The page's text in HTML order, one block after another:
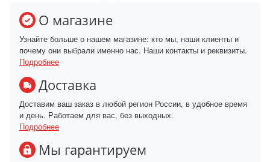
О магазине
Узнайте больше о нашем магазине: кто мы, наши клиенты и
почему они выбрали именно нас. Наши контакты и реквизиты.
Подробнее
Доставка
Доставим ваш заказ в любой регион России, в удобное время
и день. Работаем для вас, без выходных.
Подробнее
Мы гарантируем